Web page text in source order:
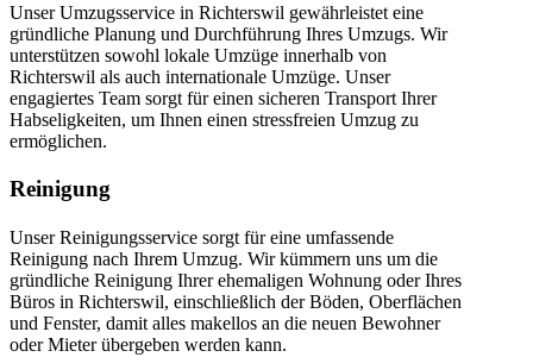
Unser Umzugsservice in Richterswil gewährleistet eine
gründliche Planung und Durchführung Ihres Umzugs. Wir
unterstützen sowohl lokale Umzüge innerhalb von
Richterswil als auch internationale Umzüge. Unser
engagiertes Team sorgt für einen sicheren Transport Ihrer
Habseligkeiten, um Ihnen einen stressfreien Umzug zu
ermöglichen.
Reinigung
Unser Reinigungsservice sorgt für eine umfassende
Reinigung nach Ihrem Umzug. Wir kümmern uns um die
gründliche Reinigung Ihrer ehemaligen Wohnung oder Ihres
Büros in Richterswil, einschließlich der Böden, Oberflächen
und Fenster, damit alles makellos an die neuen Bewohner
oder Mieter übergeben werden kann.